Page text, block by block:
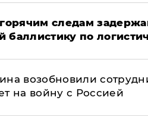
следам
баллистику по
возобновили
на войну с Россией